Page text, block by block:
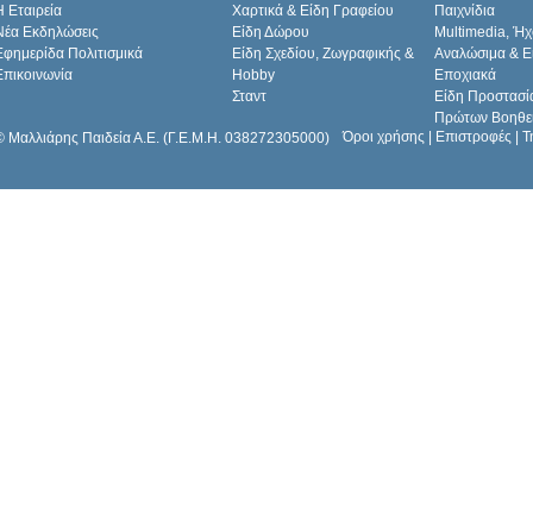
Εταιρεία
Εκδηλώσεις
Πολιτισμικά
Χαρτικά & Είδη Γραφείου
Παιχνίδια
Είδη Δώρου
Multimedia,
Είδη Σχεδίου, Ζωγραφικής &
Hobby
Αναλώσιμα &
Εποχιακά
Σταντ
Είδη
Πρώτων
Μαλλιάρης Παιδεία Α.Ε. (Γ.Ε.Μ.Η. 038272305000)
Όροι χρήσης Επιστροφές